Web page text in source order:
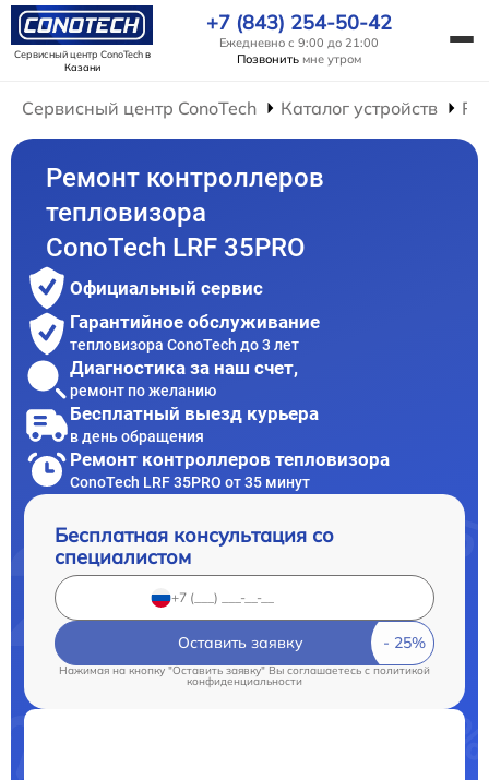
Сервисный центр ConoTechв
Казани
+7 (843) 254-50-42
Ежедневно с 9:00 до 21:00
Позвонить мне утром
Сервисный центр ConoTech Каталог устройств
Ремонт контроллеров
тепловизора
ConoTech LRF 35PRO
Официальный сервис
Гарантийное обслуживание
тепловизора ConoTech до 3 лет
Диагностика за наш счет,
ремонт по желанию
Бесплатный выезд курьера
в день обращения
Ремонт контроллеров тепловизора
ConoTech LRF 35PRO от 35 минут
Бесплатная консультация со
специалистом
Оставить заявку
Нажимая на кнопку "Оставить заявку" Вы соглашаетесь cполитикой
конфиденциальности